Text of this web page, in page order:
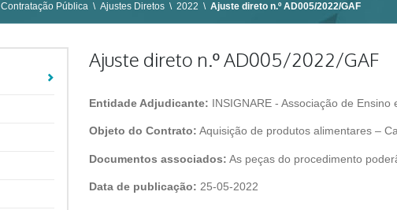
Contratação Pública \ Ajustes Diretos \ 2022 \ Ajuste direto n.º AD005/2022/GAF
Ajuste direto n.º AD005/2022/GAF
Entidade Adjudicante: INSIGNARE - Associação de Ensino
Objeto do Contrato: Aquisição de produtos alimentares –
Documentos associados: As peças do procedimento
Data de publicação: 25-05-2022